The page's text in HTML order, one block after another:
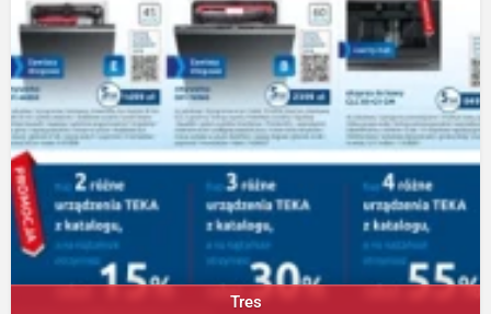
Tres